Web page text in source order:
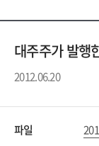
대주주가 발행
2012.06.20
파일